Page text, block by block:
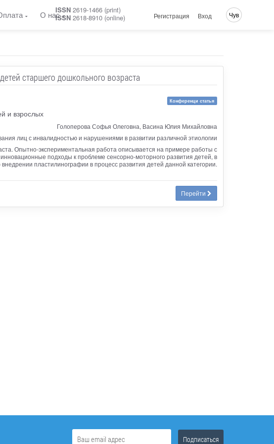
О насISSN 2619-1466 (print)
ISSN 2618-8910 (online) Регистрация Вход Чув
старшего дошкольного возраста
Конференци статья
и взрослых
Голоперова Софья Олеговна, Васина Юлия Михайловна
лиц с инвалидностью и нарушениями в развитии различной этиологии
Опытно-экспериментальная работа описывается на примере работы с
подходы к проблеме сенсорно-моторного развития детей, в
пластилинографии в процесс развития детей данной категории.
Перейти